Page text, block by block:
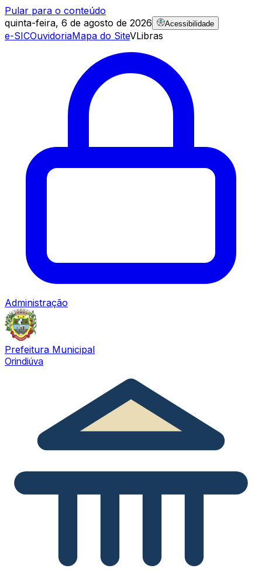
Pular para o conteúdo
quinta-feira, 6 de agosto de 2026
Acessibilidade
e-SICOuvidoriaMapa do SiteVLibras
Administração
Prefeitura Municipal
Orindiúva